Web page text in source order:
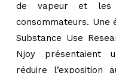
de vapeur et
consommateurs.
Substance Use
Njoy présentaient
réduire l’exposition